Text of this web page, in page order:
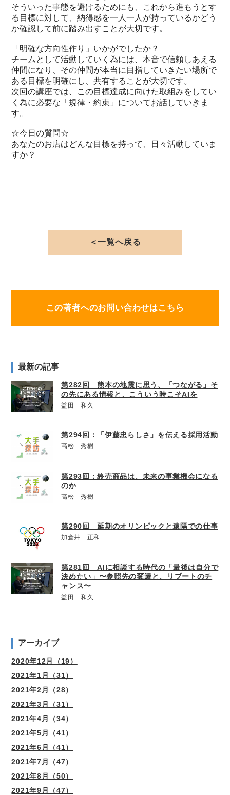
そういった事態を避けるためにも、これから進もうとす
る目標に対して、納得感を一人一人が持っているかどう
か確認して前に踏み出すことが大切です。
「明確な方向性作り」いかがでしたか？
チームとして活動していく為には、本音で信頼しあえる
仲間になり、その仲間が本当に目指していきたい場所で
ある目標を明確にし、共有することが大切です。
次回の講座では、この目標達成に向けた取組みをしてい
く為に必要な「規律・約束」についてお話していきま
す。
☆今日の質問☆
あなたのお店はどんな目標を持って、日々活動していま
すか？
＜一覧へ戻る
この著者へのお問い合わせはこちら
最新の記事
第282回 熊本の地震に思う、「つながる」そ
の先にある情報と、こういう時こそAIを
益田 和久
第294回：「伊藤忠らしさ」を伝える採用活動
高松 秀樹
第293回：終売商品は、未来の事業機会になる
のか
高松 秀樹
第290回 延期のオリンピックと遠隔での仕事
加倉井 正和
第281回 AIに相談する時代の「最後は自分で
決めたい」〜参照先の変遷と、リブートのチ
ャンス〜
益田 和久
アーカイブ
2020年12月（19）
2021年1月（31）
2021年2月（28）
2021年3月（31）
2021年4月（34）
2021年5月（41）
2021年6月（41）
2021年7月（47）
2021年8月（50）
2021年9月（47）